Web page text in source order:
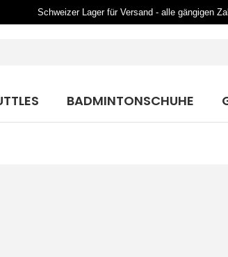
Schweizer Lager für Versand - alle gängigen
BADMINTONSCHUHE